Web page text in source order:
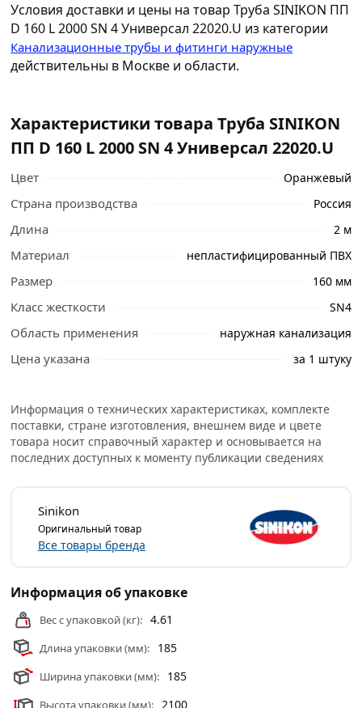
Условия доставки и цены на товар Труба SINIKON ПП
D 160 L 2000 SN 4 Универсал 22020.U из категории
Канализационные трубы и фитинги наружные
действительны в Москве и области.
Характеристики товара Труба SINIKON
ПП D 160 L 2000 SN 4 Универсал 22020.U
Цвет Оранжевый
Страна производства Россия
Длина 2 м
Материал непластифицированный ПВХ
Размер 160 мм
Класс жесткости SN4
Область применения наружная канализация
Цена указана за 1 штуку
Информация о технических характеристиках, комплекте
поставки, стране изготовления, внешнем виде и цвете
товара носит справочный характер и основывается на
последних доступных к моменту публикации сведениях
Sinikon
Оригинальный товар
Все товары бренда
Информация об упаковке
Вес с упаковкой (кг): 4.61
Длина упаковки (мм): 185
Ширина упаковки (мм): 185
Высота упаковки (мм): 2100